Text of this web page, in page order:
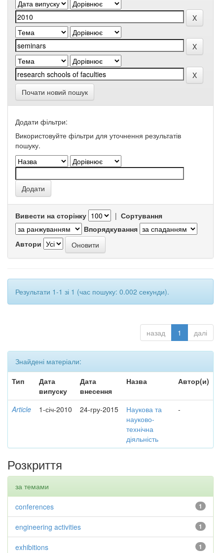
Почати новий пошук
Додати фільтри:
Використовуйте фільтри для уточнення результатів
пошуку.
Вивести на сторінку | Сортування
Впорядкування
Автори
Результати 1-1 зі 1 (час пошуку: 0.002 секунди).
назад 1 далі
Знайдені матеріали:
Тип
Дата
випуску
Дата
внесення
Назва Автор(и)
Article 1-січ-2010 24-гру-2015
Наукова та
науково-
технічна
діяльність
-
Розкриття
за темами
1
conferences
1
engineering activities
1
exhibitions